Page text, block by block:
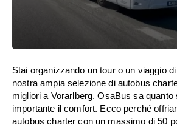
Stai organizzando un tour o un viaggio
nostra ampia selezione di autobus
migliori a Vorarlberg. OsaBus sa quanto
importante il comfort. Ecco perché
autobus charter con un massimo di 50